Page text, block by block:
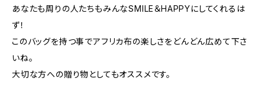
あなたも周りの人たちもみんなSMILE＆HAPPYにしてくれるは
ず！
このバッグを持つ事でアフリカ布の楽しさをどんどん広めて下さ
いね。
大切な方への贈り物としてもオススメです。